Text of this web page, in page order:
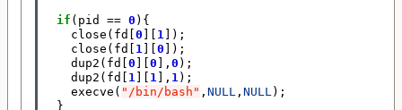
if ( pid == 0 ){
close ( fd [0 1 ]);
close ( fd 1 ][0 ]);
dup2 ( fd [0 ][0 ],0 );
dup2 ( fd 1 1 ], 1);
execve ( "/bin/bash" ,NULL ,NULL);
}